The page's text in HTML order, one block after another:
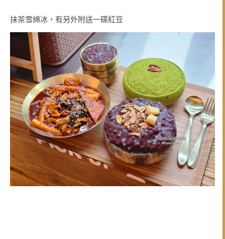
抹茶雪綿冰，有另外附送一碟紅豆